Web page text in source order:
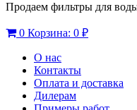
Продаем фильтры для
0 Корзина: 0 ₽
О нас
Контакты
Оплата и доставка
Дилерам